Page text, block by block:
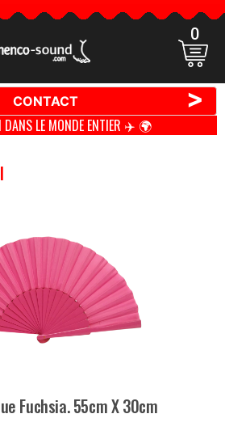
0
CONTACT >
LE MONDE ENTIER ✈️ 🌍
Fuchsia. 55cm X 30cm